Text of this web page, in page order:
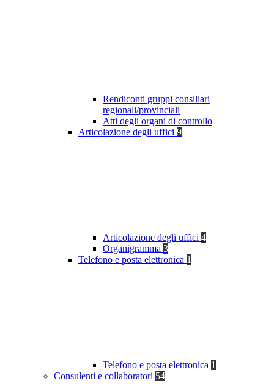
Rendiconti gruppi consiliari
regionali/provinciali
Atti degli organi di controllo
Articolazione degli uffici 9
Articolazione degli uffici 4
Organigramma 3
Telefono e posta elettronica 1
Telefono e posta elettronica 1
Consulenti e collaboratori 54